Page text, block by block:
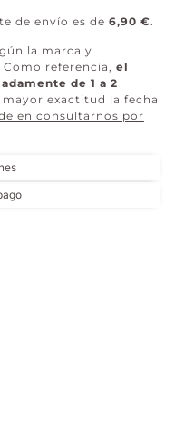
de envío es de 6,90 €
la marca y
referencia, el
de 1 a 2
mayor exactitud la fecha
en consultarnos por